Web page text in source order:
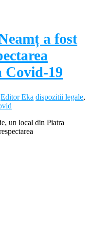
a fost
19
Editor Eka dispozitii legale,
un local din Piatra